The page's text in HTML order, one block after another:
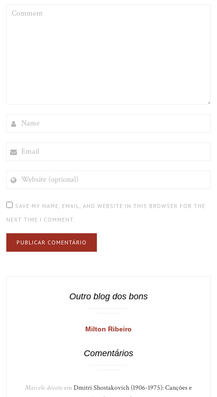
(OPTIONAL)
SAVE MY NAME, EMAIL, AND WEBSITE IN THIS BROWSER FOR THE
NEXT TIME I COMMENT.
Outro blog dos bons
Milton Ribeiro
Comentários
Marcelo devotoem Dmitri Shostakovich (1906-1975): Canções e